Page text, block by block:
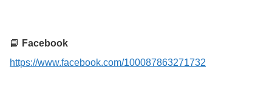
📘 Facebook
https://www.facebook.com/100087863271732